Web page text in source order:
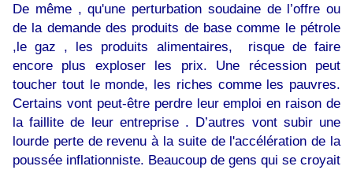
De même , qu'une perturbation soudaine de l’offre ou
de la demande des produits de base comme le pétrole
,le gaz , les produits alimentaires, risque de faire
encore plus exploser les prix. Une récession peut
toucher tout le monde, les riches comme les pauvres.
Certains vont peut-être perdre leur emploi en raison de
la faillite de leur entreprise . D’autres vont subir une
lourde perte de revenu à la suite de l'accélération de la
poussée inflationniste. Beaucoup de gens qui se croyait